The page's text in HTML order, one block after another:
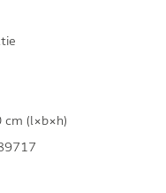
(l×b×h)